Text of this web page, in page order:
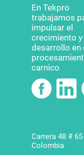
En Tekpro
trabajamos
impulsar el
crecimiento y
desarrollo en
carnico
Carrera 48 #
Colombia